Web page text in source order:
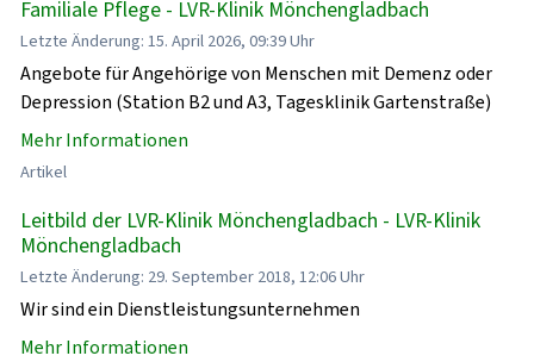
Familiale Pflege - LVR-Klinik Mönchengladbach
Letzte Änderung: 15. April 2026, 09:39 Uhr
Angebote für Angehörige von Menschen mit Demenz oder
Depression (Station B2 und A3, Tagesklinik Gartenstraße)
Mehr Informationen
Artikel
Leitbild der LVR-Klinik Mönchengladbach - LVR-Klinik
Mönchengladbach
Letzte Änderung: 29. September 2018, 12:06 Uhr
Wir sind ein Dienstleistungsunternehmen
Mehr Informationen